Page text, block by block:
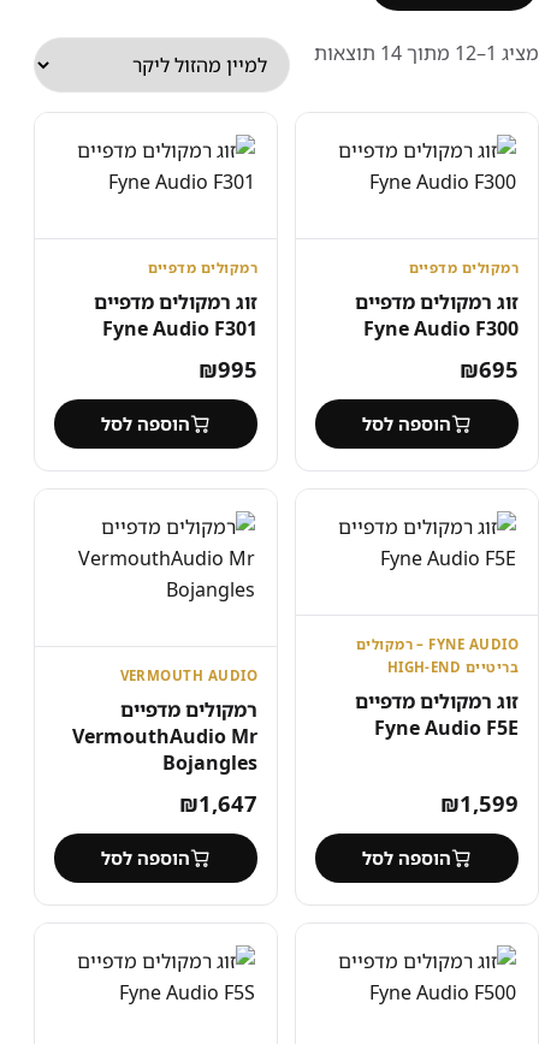
מציג 1–12 מתוך 14 תוצאות
ממוין
מחיר:
רמקולים מדפיים
זוג רמקולים מדפיים
Fyne Audio F300
₪695
הוספה לסל
רמקולים מדפיים
זוג רמקולים מדפיים
Fyne Audio F301
₪995
הוספה לסל
FYNE AUDIO – רמקולים
בריטיים HIGH-END
זוג רמקולים מדפיים
Fyne Audio F5E
₪1,599
הוספה לסל
VERMOUTH AUDIO
רמקולים מדפיים
VermouthAudio Mr
Bojangles
₪1,647
הוספה לסל